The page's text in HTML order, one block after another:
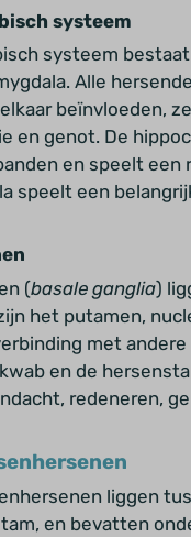
systeem
systeem
Alle
beïnvloeden,
en genot. De
en speelt een
speelt een
(basale ganglia)
het putamen,
met
en de
redeneren,
liggen
en bevatten